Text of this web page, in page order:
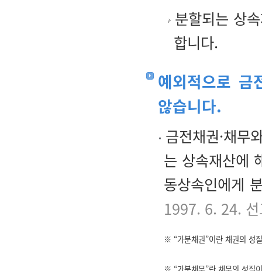
분할되는 상
합니다.
예외적으로 금
않습니다.
금전채권·채
는 상속재산에
동상속인에게
1997. 6. 24.
※ “가분채권”이란 채권의 성